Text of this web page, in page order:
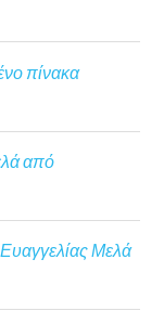
πίνακα
από
Μελά